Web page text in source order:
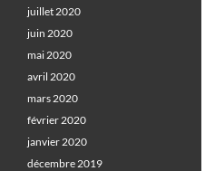
juillet 2020
juin 2020
mai 2020
avril 2020
mars 2020
février 2020
janvier 2020
décembre 2019